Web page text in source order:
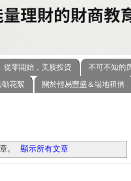
從零開始，美股投資 不可不知的
花絮 關於輕易豐盛＆場地租借
。 顯示所有文章